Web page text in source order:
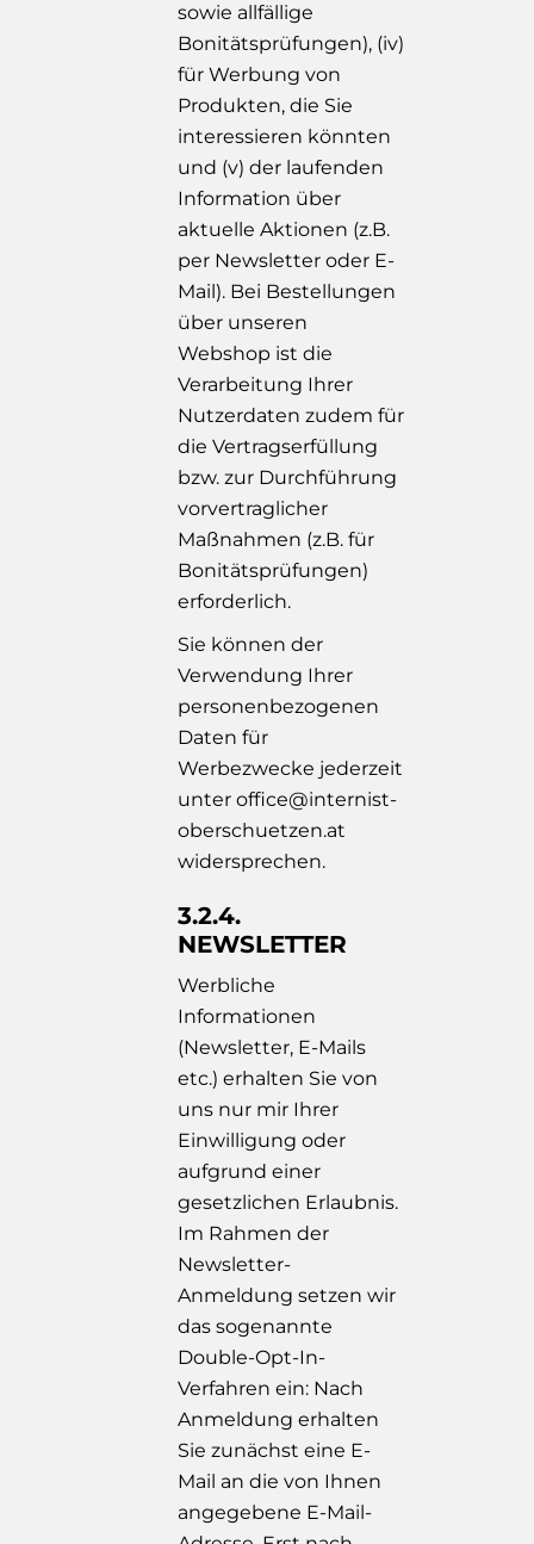
sowie allfällige
Bonitätsprüfungen), (iv)
für Werbung von
Produkten, die Sie
interessieren könnten
und (v) der laufenden
Information über
aktuelle Aktionen (z.B.
per Newsletter oder E-
Mail). Bei Bestellungen
über unseren
Webshop ist die
Verarbeitung Ihrer
Nutzerdaten zudem für
die Vertragserfüllung
bzw. zur Durchführung
vorvertraglicher
Maßnahmen (z.B. für
Bonitätsprüfungen)
erforderlich.
Sie können der
Verwendung Ihrer
personenbezogenen
Daten für
Werbezwecke jederzeit
unter office@internist-
oberschuetzen.at
widersprechen.
3.2.4.
NEWSLETTER
Werbliche
Informationen
(Newsletter, E-Mails
etc.) erhalten Sie von
uns nur mir Ihrer
Einwilligung oder
aufgrund einer
gesetzlichen Erlaubnis.
Im Rahmen der
Newsletter-
Anmeldung setzen wir
das sogenannte
Double-Opt-In-
Verfahren ein: Nach
Anmeldung erhalten
Sie zunächst eine E-
Mail an die von Ihnen
angegebene E-Mail-